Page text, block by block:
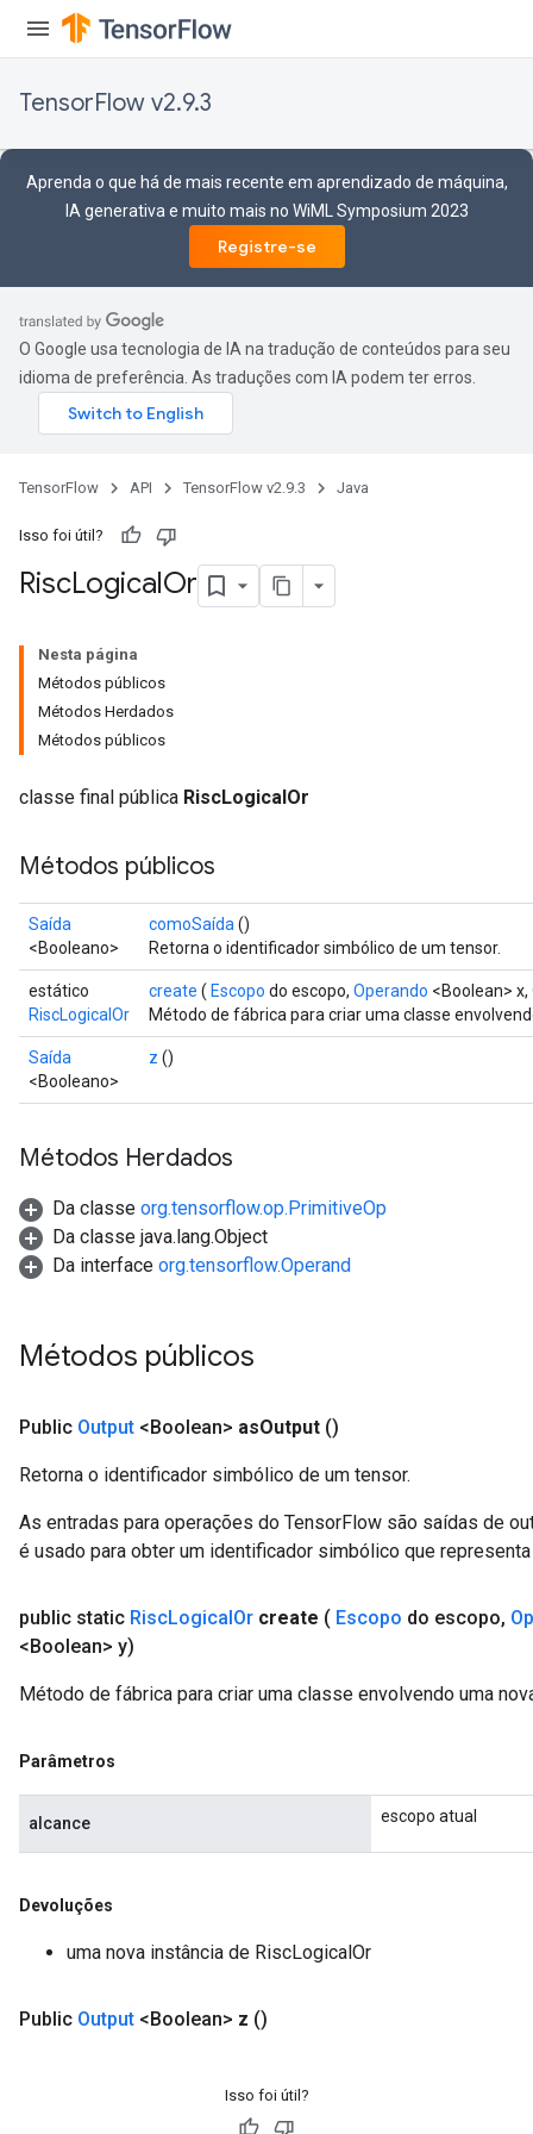
TensorFlow v2.9.3
Aprenda o que há de mais recente em aprendizado de máquina,
IA generativa e muito mais no WiML Symposium 2023
Registre-se
O Google usa tecnologia de IA na tradução de conteúdos para seu
idioma de preferência. As traduções com IA podem ter erros.
TensorFlow API TensorFlow v2.9.3 Java
Isso foi útil?
RiscLogicalOr
Nesta página
Métodos públicos
Métodos Herdados
Métodos públicos
classe final pública RiscLogicalOr
Métodos públicos
Saída
<Booleano>
comoSaída ()
Retorna o identificador simbólico de um tensor.
estático
RiscLogicalOr
create ( Escopo do escopo, Operando <Boolean> x,
Método de fábrica para criar uma classe
Saída
<Booleano>
z ()
Métodos Herdados
Da classe org.tensorflow.op.PrimitiveOp
Da classe java.lang.Object
Da interface org.tensorflow.Operand
Métodos públicos
Public Output <Boolean> asOutput ()
Retorna o identificador simbólico de um tensor.
As entradas para operações do TensorFlow são saídas de
é usado para obter um identificador simbólico que
public static RiscLogicalOr create ( Escopo do escopo,
<Boolean> y)
Método de fábrica para criar uma classe envolvendo uma
Parâmetros
alcance escopo atual
Devoluções
uma nova instância de RiscLogicalOr
Public Output <Boolean> z ()
Isso foi útil?